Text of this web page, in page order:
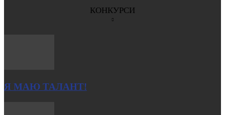
КОНКУРСИ
Я МАЮ ТАЛАНТ!